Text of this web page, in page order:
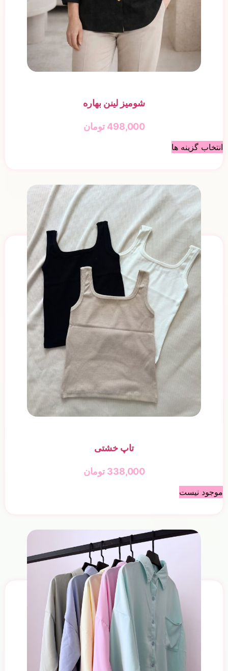
شومیز لینن بهاره
498,000 تومان
انتخاب گزینه ها
تاپ خشتی
338,000 تومان
موجود نیست